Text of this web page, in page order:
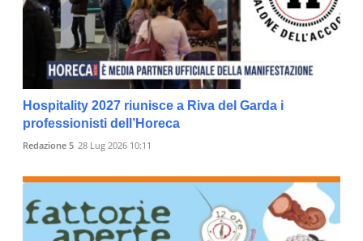
Hospitality 2027 riunisce a Riva del Garda i
professionisti dell’Horeca
Redazione 5 28 Lug 2026 10:11